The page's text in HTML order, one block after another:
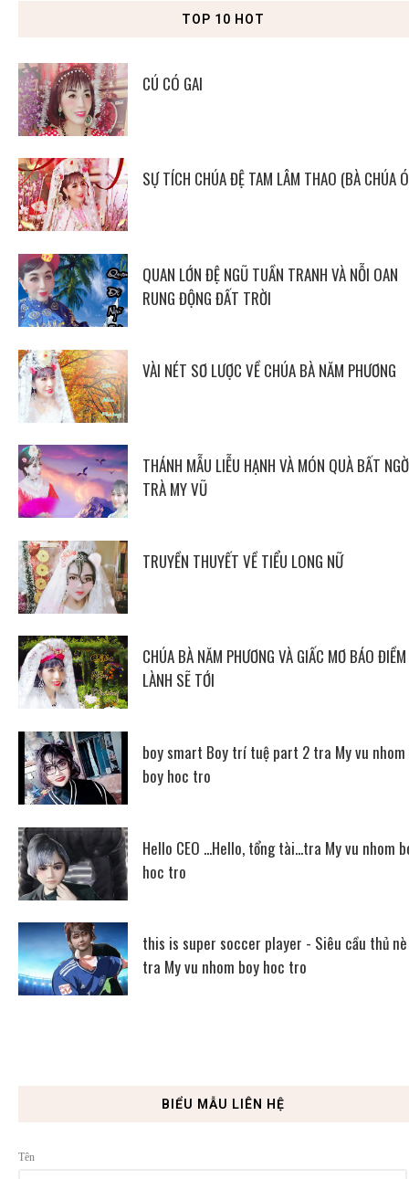
TOP 10 HOT
CÚ CÓ GAI
SỰ TÍCH CHÚA ĐỆ TAM LÂM THAO (BÀ CHÚA
QUAN LỚN ĐỆ NGŨ TUẦN TRANH VÀ NỖI OAN
RUNG ĐỘNG ĐẤT TRỜI
VÀI NÉT SƠ LƯỢC VỀ CHÚA BÀ NĂM PHƯƠNG
THÁNH MẪU LIỄU HẠNH VÀ MÓN QUÀ BẤT
TRÀ MY VŨ
TRUYỀN THUYẾT VỀ TIỂU LONG NỮ
CHÚA BÀ NĂM PHƯƠNG VÀ GIẤC MƠ BÁO ĐIỀM
LÀNH SẼ TỚI
boy smart Boy trí tuệ part 2 tra My vu nhom
boy hoc tro
Hello CEO ...Hello, tổng tài...tra My vu nhom
hoc tro
this is super soccer player - Siêu cầu thủ
tra My vu nhom boy hoc tro
BIỂU MẪU LIÊN HỆ
Tên